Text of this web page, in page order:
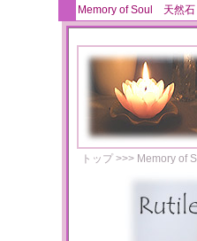
Memory of Soul 天然石
トップ>>> Memory of